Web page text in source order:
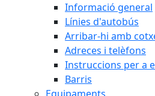
Informació general
Línies d'autobús
Arribar-hi amb
Adreces i telèfons
Instruccions per a
Barris